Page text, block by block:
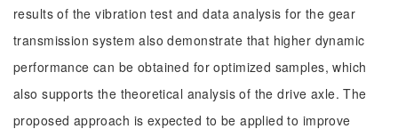
results of the vibration test and data analysis for the gear
transmission system also demonstrate that higher dynamic
performance can be obtained for optimized samples, which
also supports the theoretical analysis of the drive axle. The
proposed approach is expected to be applied to improve